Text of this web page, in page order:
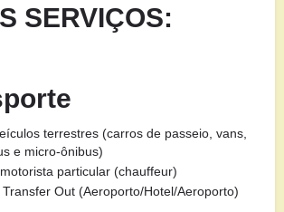
SERVIÇOS:
terrestres (carros de passeio, vans,
e micro-ônibus)
particular (chauffeur)
Out (Aeroporto/Hotel/Aeroporto)